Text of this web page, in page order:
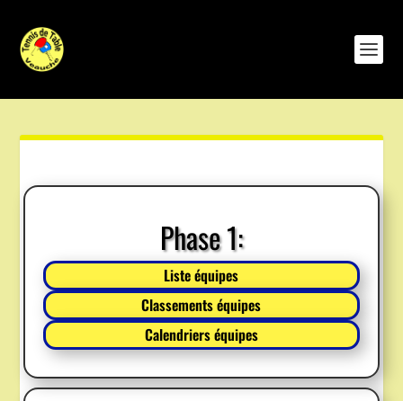
Phase 1:
Liste équipes
Classements équipes
Calendriers équipes